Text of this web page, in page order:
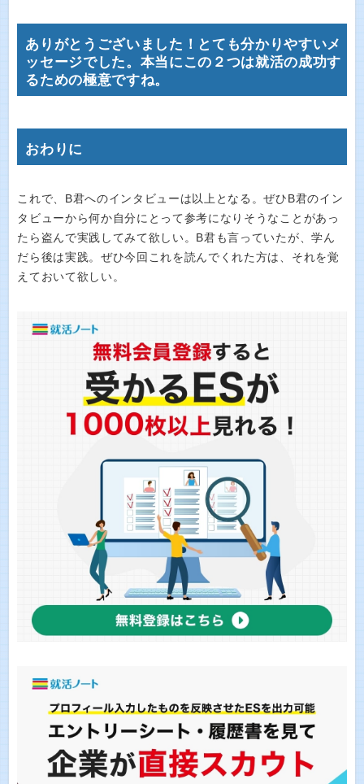
ありがとうございました！とても分かりやすいメ
ッセージでした。本当にこの２つは就活の成功す
るための極意ですね。
おわりに
これで、B君へのインタビューは以上となる。ぜひB君のイン
タビューから何か自分にとって参考になりそうなことがあっ
たら盗んで実践してみて欲しい。B君も言っていたが、学ん
だら後は実践。ぜひ今回これを読んでくれた方は、それを覚
えておいて欲しい。